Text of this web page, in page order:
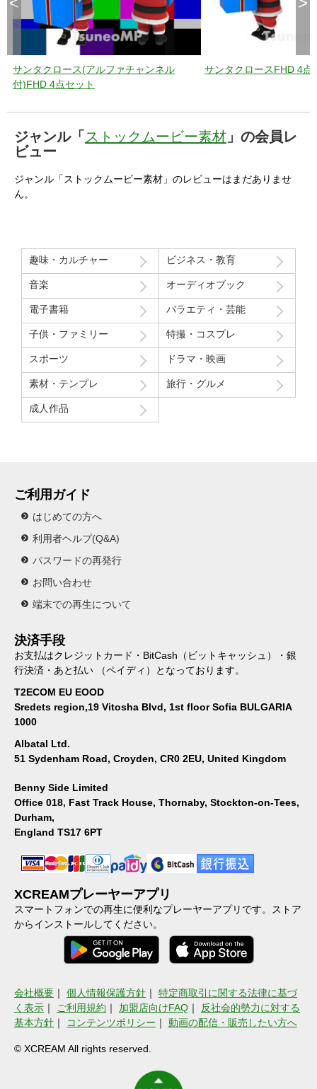
サンタクロース(アルファチャンネル
付)FHD 4点セット
サンタクロースFHD 4点
ジャンル「ストックムービー素材 」の会員レ
ビュー
ジャンル「ストックムービー素材」のレビューはまだありませ
ん。
趣味・カルチャー ビジネス・教育
音楽 オーディオブック
電子書籍 バラエティ・芸能
子供・ファミリー 特撮・コスプレ
スポーツ ドラマ・映画
素材・テンプレ 旅行・グルメ
成人作品
ご利用ガイド
はじめての方へ
利用者ヘルプ(Q&A)
パスワードの再発行
お問い合わせ
端末での再生について
決済手段
お支払はクレジットカード・BitCash（ビットキャッシュ）・銀
行決済・あと払い （ペイディ）となっております。
T2ECOM EU EOOD
Sredets region,19 Vitosha Blvd, 1st floor Sofia BULGARIA
1000
Albatal Ltd.
51 Sydenham Road, Croyden, CR0 2EU, United Kingdom
Benny Side Limited
Office 018, Fast Track House, Thornaby, Stockton-on-Tees,
Durham,
England TS17 6PT
XCREAMプレーヤーアプリ
スマートフォンでの再生に便利なプレーヤーアプリです。ストア
からインストールしてください。
会社概要 ｜ 個人情報保護方針 ｜ 特定商取引に関する法律に基づ
く表示 ｜ ご利用規約 ｜ 加盟店向けFAQ ｜
反社会的勢力に対する
基本方針 ｜ コンテンツポリシー ｜ 動画の配信・販売したい方へ
© XCREAM All rights reserved.